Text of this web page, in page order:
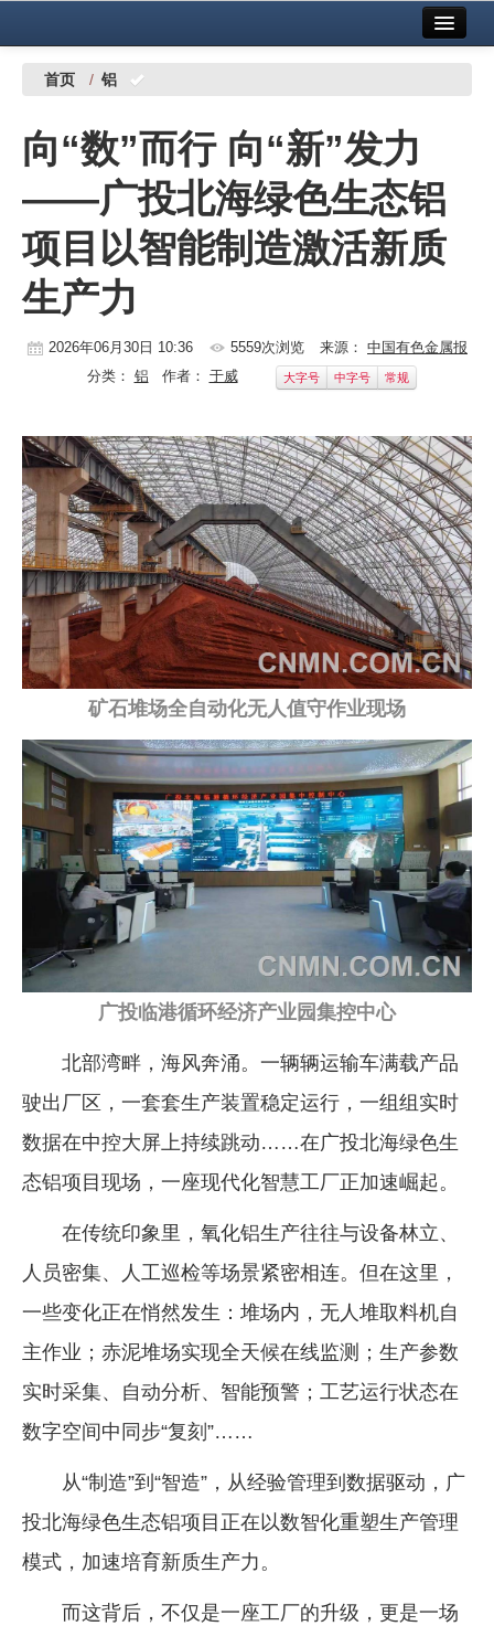
中国有色金属报社主办
铜镍铅锌
铝
稀有稀土
有色市场
科技
党建工作
企业文化
《资源再生》杂志
行情报价
数字报
首页 / 铝
向“数”而行 向“新”发力
——广投北海绿色生态铝
项目以智能制造激活新质
生产力
2026年06月30日 10:36 5559次浏览 来源： 中国有色金属报
分类： 铝 作者： 于威 大字号 中字号 常规
矿石堆场全自动化无人值守作业现场
广投临港循环经济产业园集控中心
北部湾畔，海风奔涌。一辆辆运输车满载产品
驶出厂区，一套套生产装置稳定运行，一组组实时
数据在中控大屏上持续跳动……在广投北海绿色生
态铝项目现场，一座现代化智慧工厂正加速崛起。
在传统印象里，氧化铝生产往往与设备林立、
人员密集、人工巡检等场景紧密相连。但在这里，
一些变化正在悄然发生：堆场内，无人堆取料机自
主作业；赤泥堆场实现全天候在线监测；生产参数
实时采集、自动分析、智能预警；工艺运行状态在
数字空间中同步“复刻”……
从“制造”到“智造”，从经验管理到数据驱动，广
投北海绿色生态铝项目正在以数智化重塑生产管理
模式，加速培育新质生产力。
而这背后，不仅是一座工厂的升级，更是一场